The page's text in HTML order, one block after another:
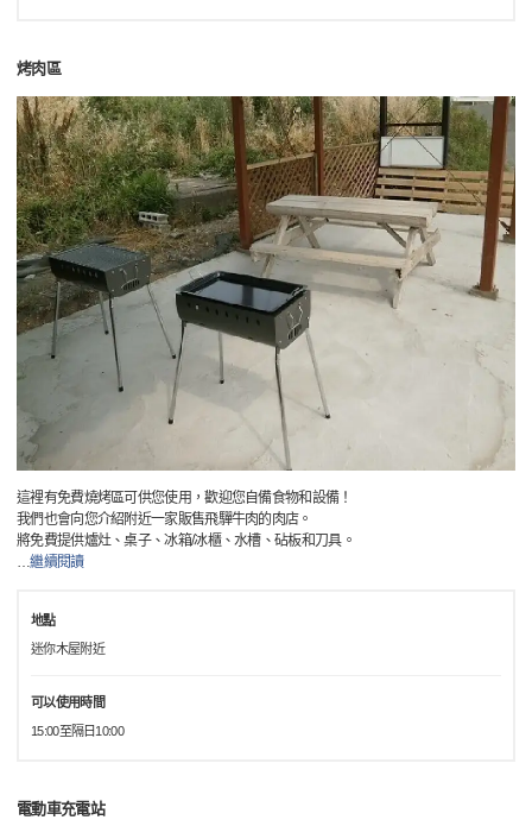
烤肉區
這裡有免費燒烤區可供您使用，歡迎您自備食物和設備！
我們也會向您介紹附近一家販售飛驒牛肉的肉店。
將免費提供爐灶、桌子、冰箱/冰櫃、水槽、砧板和刀具。
…繼續閱讀
地點
迷你木屋附近
可以使用時間
15:00至隔日10:00
電動車充電站